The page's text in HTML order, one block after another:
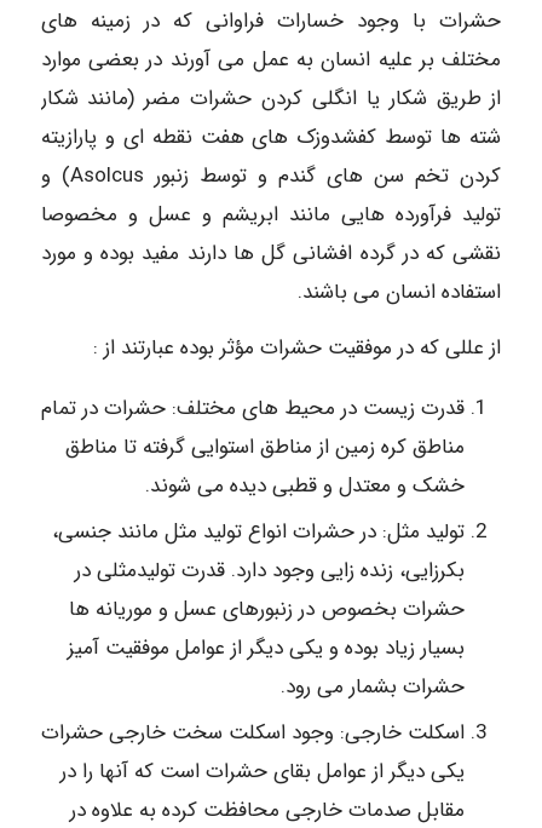
حشرات با وجود خسارات فراوانی که در زمینه های
مختلف بر علیه انسان به عمل می آورند در بعضی موارد
از طریق شکار یا انگلی کردن حشرات مضر (مانند شکار
شته ها توسط کفشدوزک های هفت نقطه ای و پارازیته
کردن تخم سن های گندم و توسط زنبور Asolcus) و
تولید فرآورده هایی مانند ابریشم و عسل و مخصوصا
نقشی که در گرده افشانی گل ها دارند مفید بوده و مورد
استفاده انسان می باشند.
از عللی که در موفقیت حشرات مؤثر بوده عبارتند از :
قدرت زیست در محیط های مختلف: حشرات در تمام
مناطق کره زمین از مناطق استوایی گرفته تا مناطق
خشک و معتدل و قطبی دیده می شوند.
تولید مثل: در حشرات انواع تولید مثل مانند جنسی،
بکرزایی، زنده زایی وجود دارد. قدرت تولیدمثلی در
حشرات بخصوص در زنبورهای عسل و موریانه ها
بسیار زیاد بوده و یکی دیگر از عوامل موفقیت آمیز
حشرات بشمار می رود.
اسکلت خارجی: وجود اسکلت سخت خارجی حشرات
یکی دیگر از عوامل بقای حشرات است که آنها را در
مقابل صدمات خارجی محافظت کرده به علاوه در